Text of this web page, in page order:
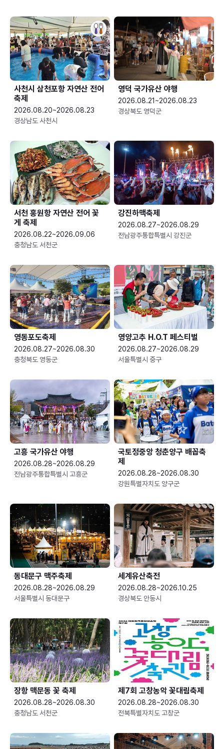
사천시 삼천포항 자연산 전어
축제
2026.08.20~2026.08.23
경상남도 사천시
영덕 국가유산 야행
2026.08.21~2026.08.23
경상북도 영덕군
서천 홍원항 자연산 전어 꽃
게 축제
2026.08.22~2026.09.06
충청남도 서천군
강진하맥축제
2026.08.27~2026.08.29
전남광주통합특별시 강진군
영동포도축제
2026.08.27~2026.08.30
충청북도 영동군
영양고추 H.O.T 페스티벌
2026.08.27~2026.08.29
서울특별시 중구
고흥 국가유산 야행
2026.08.28~2026.08.29
전남광주통합특별시 고흥군
국토정중앙 청춘양구 배꼽축
제
2026.08.28~2026.08.30
강원특별자치도 양구군
동대문구 맥주축제
2026.08.28~2026.08.29
서울특별시 동대문구
세계유산축전
2026.08.28~2026.10.25
경상북도 안동시
장항 맥문동 꽃 축제
2026.08.28~2026.08.30
충청남도 서천군
제7회 고창농악 꽃대림축제
2026.08.28~2026.08.30
전북특별자치도 고창군